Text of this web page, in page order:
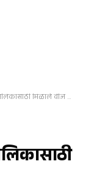
मिळाले वीज कनेक्शन